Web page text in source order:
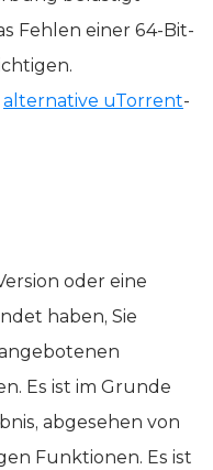
Fehlen einer 64-Bit-
alternative uTorrent-
oder eine
haben, Sie
Es ist im Grunde
abgesehen von
Funktionen. Es ist